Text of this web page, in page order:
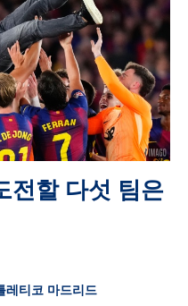
전할 다섯 팀은
레티코 마드리드